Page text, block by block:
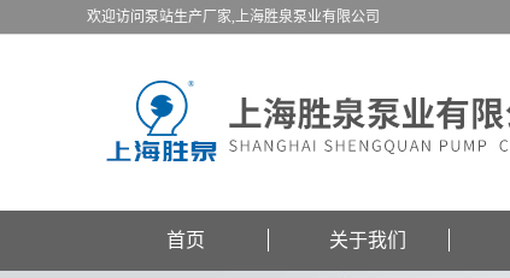
欢迎访问泵站生产厂家,上海胜泉泵业有限公司
首页 关于我们